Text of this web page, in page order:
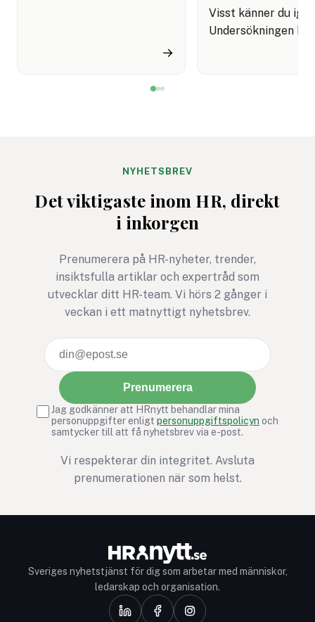
→
Visst känner du
Undersökningen har
ändå ska lägga tid
något bättre.
den mest HR-
version av ett
januari: full av goda
snabbt bortglömd.
NYHETSBREV
Det viktigaste inom HR, direkt
i inkorgen
Prenumerera på HR-nyheter, trender,
insiktsfulla artiklar och expertråd som
utvecklar ditt HR-team. Vi hörs 2 gånger i
veckan i ett matnyttigt nyhetsbrev.
Prenumerera
Jag godkänner att HRnytt behandlar mina
personuppgifter enligt personuppgiftspolicyn och
samtycker till att få nyhetsbrev via e-post.
Vi respekterar din integritet. Avsluta
prenumerationen när som helst.
Sveriges nyhetstjänst för dig som arbetar med människor,
ledarskap och organisation.